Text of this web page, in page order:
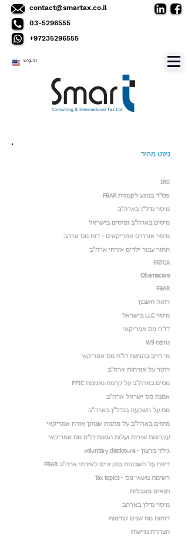
contact@smartax.co.il
03-5296555
+97235296555
English
ניווט מהיר
IRS
פס"ד בנוגע לקנסות FBAR
מיסוי נדל"ן בארה"ב
מיסים בארה"ב ומיסים בישראל
מיסוי אזרחים אמריקאים - דוח מס ארהב
החזר עבור ילדים אזרחי ארה"ב
FATCA
Obamacare
FBAR
רואה חשבון
מיסוי LLC בישראל
דו"ח מס אמריקאי
טופס W9
מי חייב בהגשת דו"ח מס אמריקאי
ויתור על אזרחות ארה"ב
מסים בארה"ב על קרנות נאמנות PFIC
אמנת מס ישראל ארה"ב
מס על השקעה בנדל"ן בארה"ב
מיסים בארה"ב על מתנות שנותן אזרח אמריקאי
עקרונות שירות ועלות הגשת דו"ח מס אמריקאי
גילוי מרצון - voluntary disclosure
דיווח על חשבונות בנק זרים לאזרחי ארה"ב FBAR
רשימת נושאי מס - Tax topics
תנאים ומגבלות
מיסוי נדלן בארהב
דוחות מס שנים קודמות
הצהרת נגישות